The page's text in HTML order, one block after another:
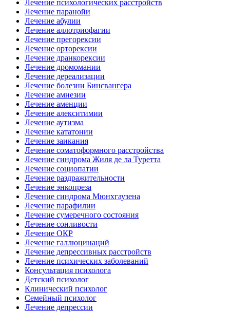
Лечение психологических расстройств
Лечение паранойи
Лечение абулии
Лечение аллотриофагии
Лечение прегорексии
Лечение орторексии
Лечение дранкорексии
Лечение дромомании
Лечение дереализации
Лечение болезни Бинсвангера
Лечение амнезии
Лечение аменции
Лечение алекситимии
Лечение аутизма
Лечение кататонии
Лечение заикания
Лечение соматоформного расстройства
Лечение синдрома Жиля де ла Туретта
Лечение социопатии
Лечение раздражительности
Лечение энкопреза
Лечение синдрома Мюнхгаузена
Лечение парафилии
Лечение сумеречного состояния
Лечение сонливости
Лечение ОКР
Лечение галлюцинаций
Лечение депрессивных расстройств
Лечение психических заболеваний
Консультация психолога
Детский психолог
Клинический психолог
Семейный психолог
Лечение депрессии